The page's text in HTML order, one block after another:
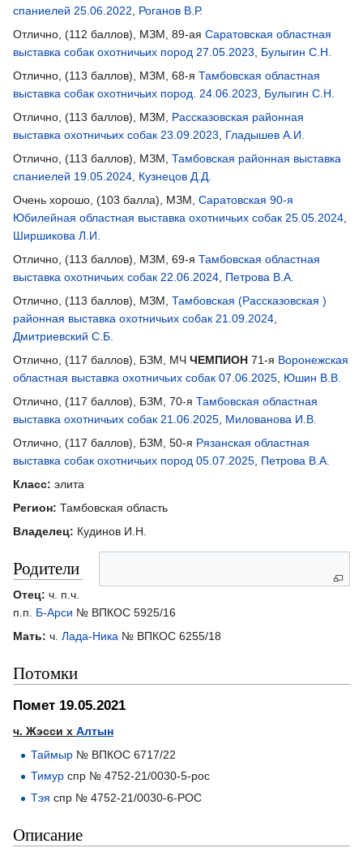
спаниелей 25.06.2022
Роганов В.Р.
Отлично, (112 баллов), МЗМ, 89-ая Саратовская областная
выставка собак охотничьих пород 27.05.2023
Булыгин С.Н.
Отлично, (113 баллов), МЗМ, 68-я Тамбовская областная
выставка собак охотничьих пород. 24.06.2023
Булыгин С.Н.
Отлично, (113 баллов), МЗМ, Рассказовская районная
выставка охотничьих собак 23.09.2023
Гладышев А.И.
Отлично, (113 баллов), МЗМ, Тамбовская районная выставка
спаниелей 19.05.2024 Кузнецов Д.Д.
Очень хорошо, (103 балла), МЗМ, Саратовская 90-я
Юбилейная областная выставка охотничьих собак 25.05.2024
Ширшикова Л.И.
Отлично, (113 баллов), МЗМ, 69-я Тамбовская областная
выставка охотничьих собак 22.06.2024 Петрова В.А.
Отлично, (113 баллов), МЗМ, Тамбовская (Рассказовская )
районная выставка охотничьих собак 21.09.2024
Дмитриевский С.Б.
Отлично, (117 баллов), БЗМ, МЧ ЧЕМПИОН 71-я Воронежская
областная выставка охотничьих собак 07.06.2025 Юшин В.В.
Отлично, (117 баллов), БЗМ, 70-я Тамбовская областная
выставка охотничьих собак 21.06.2025 Милованова И.В.
Отлично, (117 баллов), БЗМ, 50-я Рязанская областная
выставка собак охотничьих пород 05.07.2025 Петрова В.А.
Класс: элита
Регион: Тамбовская область
Владелец: Кудинов И.Н.
Родители
Отец: ч. п.ч.
п.п. Б-Арси № ВПКОС 5925/16
Мать: ч. Лада-Ника № ВПКОС 6255/18
Потомки
Помет 19.05.2021
ч. Жэсси х Алтын
Таймыр № ВПКОС 6717/22
Тимур спр № 4752-21/0030-5-рос
Тэя спр № 4752-21/0030-6-РОС
Описание